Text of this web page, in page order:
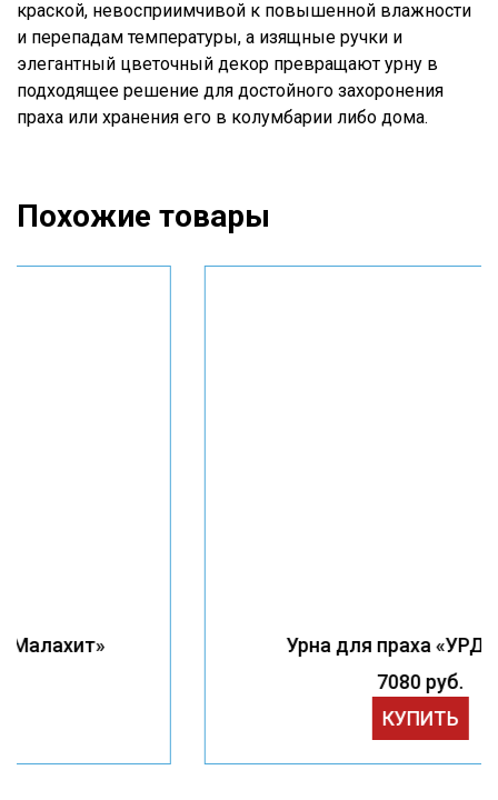
краской, невосприимчивой к повышенной влажности
и перепадам температуры, а изящные ручки и
элегантный цветочный декор превращают урну в
подходящее решение для достойного захоронения
праха или хранения его в колумбарии либо дома.
Похожие товары
Урна для праха «УРД-Кожа»